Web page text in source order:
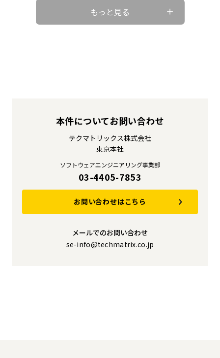
もっと見る
本件についてお問い合わせ
テクマトリックス株式会社
東京本社
ソフトウェアエンジニアリング事業部
03-4405-7853
お問い合わせはこちら
メールでのお問い合わせ
se-info@techmatrix.co.jp